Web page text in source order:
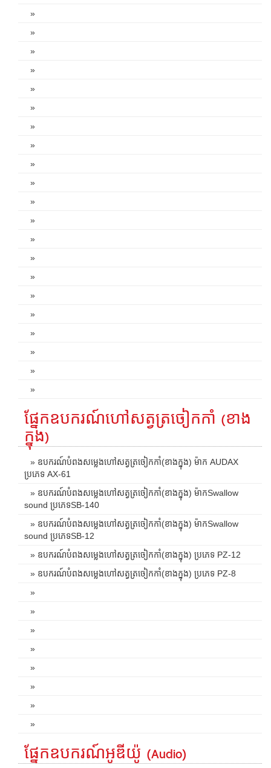
»
»
»
»
»
»
»
»
»
»
»
»
»
»
»
»
»
»
»
»
»
ផ្នែកឧបករណ៍ហៅសត្វត្រចៀកកាំ (ខាង
ក្នុង)
» ឧបករណ៍បំពងសម្លេងហៅសត្វត្រចៀកកាំ(ខាងក្នុង) ម៉ាក AUDAX
ប្រភេទ AX-61
» ឧបករណ៍បំពងសម្លេងហៅសត្វត្រចៀកកាំ(ខាងក្នុង) ម៉ាកSwallow
sound ប្រភេទSB-140
» ឧបករណ៍បំពងសម្លេងហៅសត្វត្រចៀកកាំ(ខាងក្នុង) ម៉ាកSwallow
sound ប្រភេទSB-12
» ឧបករណ៍បំពងសម្លេងហៅសត្វត្រចៀកកាំ(ខាងក្នុង) ប្រភេទ PZ-12
» ឧបករណ៍បំពងសម្លេងហៅសត្វត្រចៀកកាំ(ខាងក្នុង) ប្រភេទ PZ-8
»
»
»
»
»
»
»
»
ផ្នែកឧបករណ៍អូឌីយ៉ូ (Audio)